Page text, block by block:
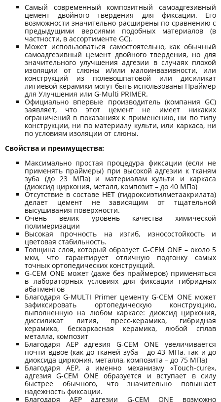
Самый современный композитный самоадгезивный
цемент двойного твердения для фиксации. Его
возможности значительно расширены по сравнению с
предыдущими версиями подобных материалов (в
частности, в ассортименте GC).
Может использоваться самостоятельно, как обычный
самоадгезивный цемент двойного твердения, но для
значительного улучшения адгезии в случаях плохой
изоляции от слюны и/или малоинвазивности, или
конструкций из полевошпатовой или дисиликат
литиевой керамики могут быть использованы Праймер
для Улучшения или G-Multi PRIMER.
Официально впервые производитель (компания GC)
заявляет, что этот цемент не имеет никаких
ограничений в показаниях к применению, ни по типу
конструкции, ни по материалу культи, или каркаса, ни
по условиям изоляции от слюны.
Свойства и преимущества:
Максимально простая процедура фиксации (если не
применять праймеры) при высокой адгезии к тканям
зуба (до 23 МПа) и материалам культи и каркаса
(диоксид циркония, металл, композит – до 40 МПа)
Отсутствие в составе НЕТ (гидроксиэтилметаакрилата)
делает цемент не зависящим от тщательной
высушивания поверхности.
Очень велик уровень качества химической
полимеризации
Высокая прочность на изгиб, износостойкость и
цветовая стабильность.
Толщина слоя, который образует G-CEM ONE – около 5
мкм, что гарантирует отличную подгонку самых
точных ортопедических конструкций.
G-CEM ONE может (даже без праймеров) применяться
в лабораторных условиях для фиксации гибридных
абатментов
Благодаря G-MULTI Primer цементу G-CEM ONE может
зафиксировать ортопедическую конструкцию,
выполненную на любом каркасе: диоксид циркония,
диссиликат лития, пресс-керамика, гибридная
керамика, бескаркасная керамика, любой сплав
металла, композит
Благодаря AEP адгезия G-CEM ONE увеличивается
почти вдвое (как до тканей зуба – до 43 МПа, так и до
диоксида циркония, металла, композита – до 75 МПа)
Благодаря AEP, а именно механизму «Touch-cure»,
адгезия G-CEM ONE образуется и вступает в силу
быстрее обычного, что значительно повышает
надежность фиксации.
Благодаря AEP адгезии G-CEM ONE возможно